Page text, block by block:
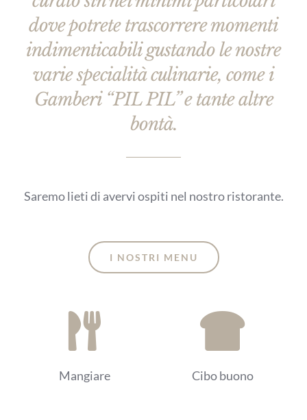
dove potrete trascorrere momenti
indimenticabili gustando le nostre
varie specialità culinarie, come i
Gamberi “PIL PIL” e tante altre
bontà.
Saremo lieti di avervi ospiti nel nostro ristorante.
I NOSTRI MENU
Mangiare Cibo buono